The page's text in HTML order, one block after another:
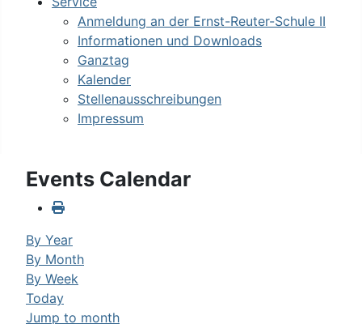
Anmeldung an der Ernst-Reuter-Schule II
Informationen und Downloads
Ganztag
Kalender
Stellenausschreibungen
Impressum
Events Calendar
By Year
By Month
By Week
Today
Jump to month